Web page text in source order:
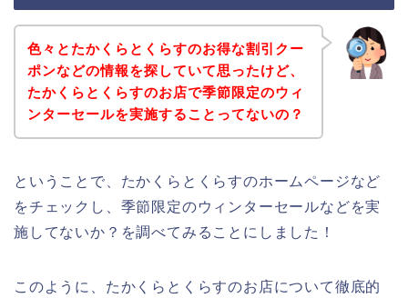
色々とたかくらとくらすのお得な割引クー
ポンなどの情報を探していて思ったけど、
たかくらとくらすのお店で季節限定のウィ
ンターセールを実施することってないの？
ということで、たかくらとくらすのホームページなど
をチェックし、季節限定のウィンターセールなどを実
施してないか？を調べてみることにしました！
このように、たかくらとくらすのお店について徹底的